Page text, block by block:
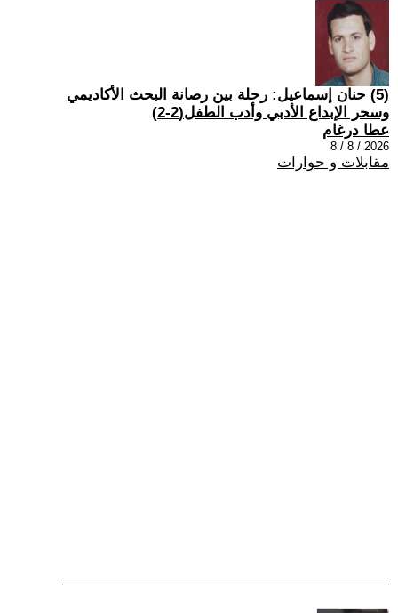
(5) حنان إسماعيل: رحلة بين رصانة البحث الأكاديمي
وسحر الإبداع الأدبي وأدب الطفل(2-2)
عطا درغام
2026 / 8 / 8
مقابلات و حوارات